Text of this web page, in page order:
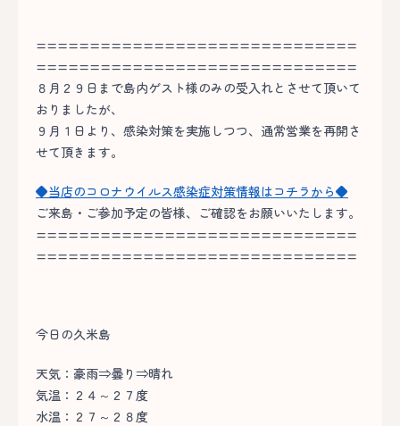
==============================
==============================
８月２９日まで島内ゲスト様のみの受入れとさせて頂いて
おりましたが、
９月１日より、感染対策を実施しつつ、通常営業を再開さ
せて頂きます。
◆当店のコロナウイルス感染症対策情報はコチラから◆
ご来島・ご参加予定の皆様、ご確認をお願いいたします。
==============================
==============================
今日の久米島
天気：豪雨⇒曇り⇒晴れ
気温：２４～２７度
水温：２７～２８度